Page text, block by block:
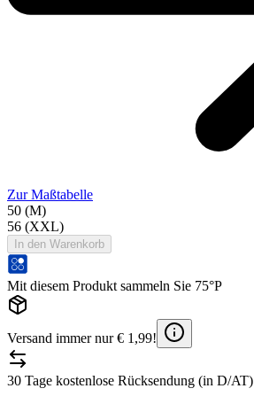
Zur Maßtabelle
50 (M)
56 (XXL)
In den Warenkorb
Mit diesem Produkt sammeln Sie 75°P
Versand immer nur € 1,99!
30 Tage kostenlose Rücksendung (in D/AT)